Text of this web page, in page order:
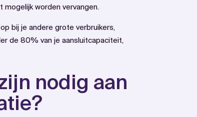
worden vervangen.
bij je andere grote verbruikers,
de 80% van je aansluitcapaciteit,
nodig aan